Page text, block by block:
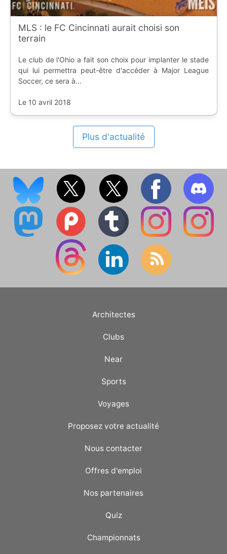
MLS : le FC Cincinnati aurait choisi son
terrain
Le club de l'Ohio a fait son choix pour implanter le stade
qui lui permettra peut-être d'accéder à Major League
Soccer, ce sera à...
Le 10 avril 2018
Plus d'actualité
Architectes
Clubs
Near
Sports
Voyages
Proposez votre actualité
Nous contacter
Offres d'emploi
Nos partenaires
Quiz
Championnats